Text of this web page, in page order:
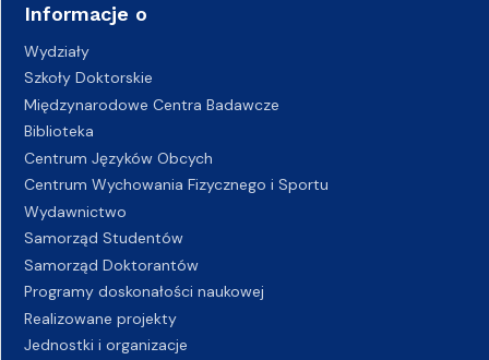
Informacje o
Wydziały
Szkoły Doktorskie
Międzynarodowe Centra Badawcze
Biblioteka
Centrum Języków Obcych
Centrum Wychowania Fizycznego i Sportu
Wydawnictwo
Samorząd Studentów
Samorząd Doktorantów
Programy doskonałości naukowej
Realizowane projekty
Jednostki i organizacje